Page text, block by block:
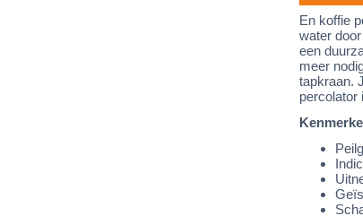
En koffie
water
een
meer
tapkraan.
percolator